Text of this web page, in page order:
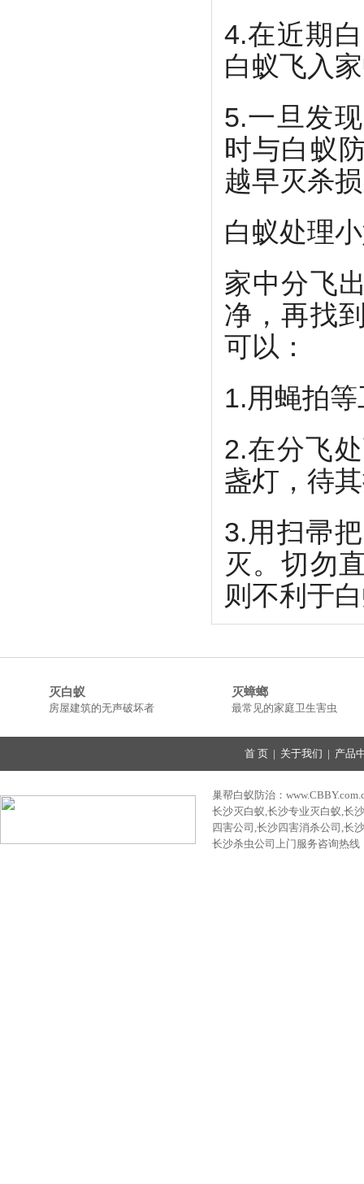
4.在近期
白蚁飞入
5.一旦发
时与白蚁
越早灭杀
白蚁处理
家中分飞
净，再找
可以：
1.用蝇拍
2.在分飞
盏灯，待
3.用扫帚
灭。切勿
则不利于
灭白蚁
房屋建筑的无声破坏者
灭蟑螂
最常见的家庭卫生害虫
首 页 | 关于我们 | 产品
巢帮白蚁防治：
长沙灭白蚁,长沙专业灭白蚁,长
四害公司,长沙四害消杀公司,长
长沙杀虫公司上门服务咨询热